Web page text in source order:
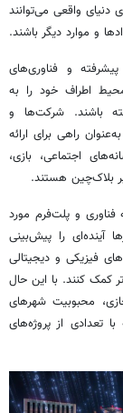
واقعی می‌توانند
و موارد دیگر باشند.
و فناوری‌های
اطراف خود را به
باشند. شرکت‌ها و
به‌عنوان راهی برای ارائه
اجتماعی، بازی،
بلاک‌چین هستند.
و پلت‌فرم مورد
آینده‌ای را پیش‌بینی
فیزیکی و دیجیتالی
کمک کنند. با این حال
محبوبیت شهرهای
تعدادی از پروژه‌های